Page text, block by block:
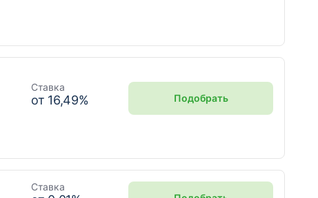
Ставка
от 16,49% Подобрать
Ставка